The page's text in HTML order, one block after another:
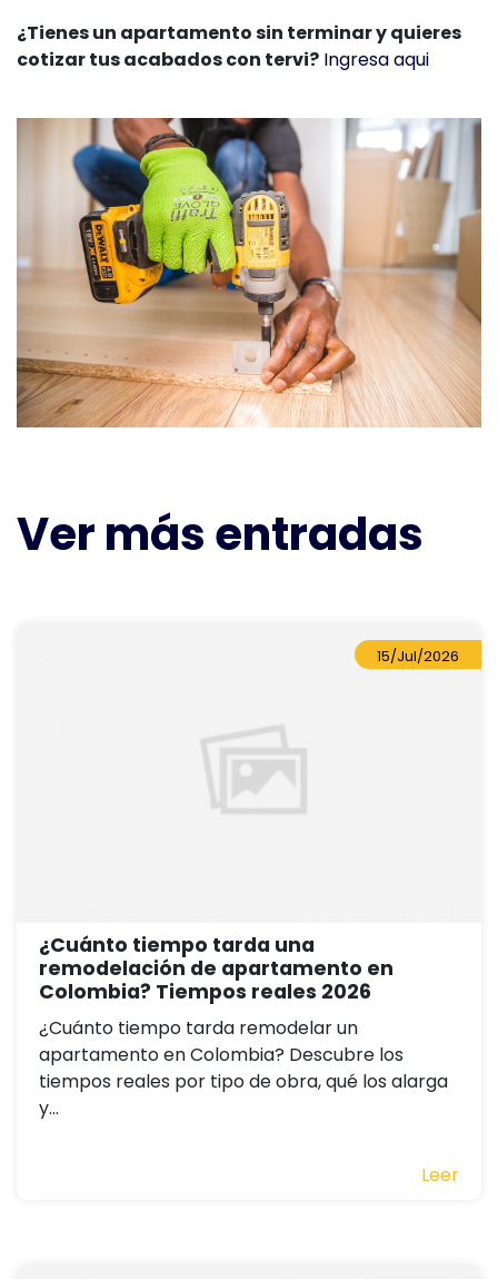
¿Tienes un apartamento sin terminar y quieres
cotizar tus acabados con tervi? Ingresa aqui
Ver más entradas
15/Jul/2026
¿Cuánto tiempo tarda una
remodelación de apartamento en
Colombia? Tiempos reales 2026
¿Cuánto tiempo tarda remodelar un
apartamento en Colombia? Descubre los
tiempos reales por tipo de obra, qué los alarga
y...
Leer